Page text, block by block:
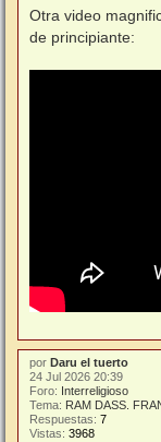
Otra video
de principiante:
por Daru el tuerto
24 Jul 2026 20:39
Foro: Interreligioso
Tema: RAM DASS.
Respuestas: 7
Vistas: 3968